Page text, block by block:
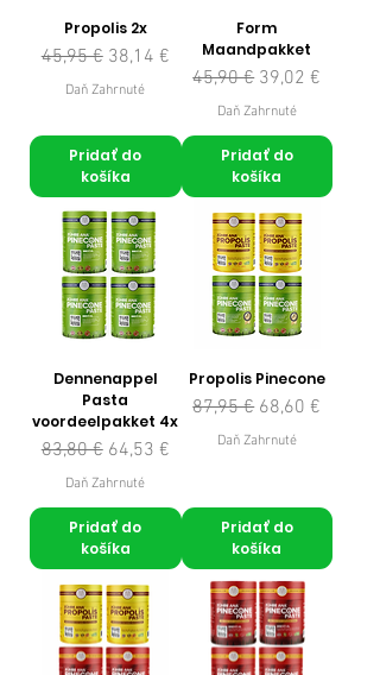
Propolis 2x
Normálna cena
45,95 € Zľavnená cena
38,14 €
Daň Zahrnuté
Pridať do
košíka
Form
Maandpakket
Normálna cena
45,90 € Zľavnená cena
39,02 €
Daň Zahrnuté
Pridať do
košíka
Dennenappel
Pasta
voordeelpakket 4x
Normálna cena
83,80 € Zľavnená cena
64,53 €
Daň Zahrnuté
Pridať do
košíka
Propolis Pinecone
Normálna cena
87,95 € Zľavnená cena
68,60 €
Daň Zahrnuté
Pridať do
košíka